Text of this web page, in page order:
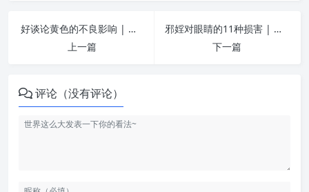
好谈论黄色的不良影响 | 纵欲危害
上一篇
邪婬对眼睛的11种损害 | 纵欲危害
下一篇
评论（没有评论）